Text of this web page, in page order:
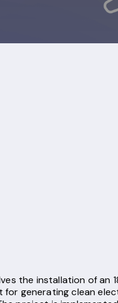
the installation of an
generating clean